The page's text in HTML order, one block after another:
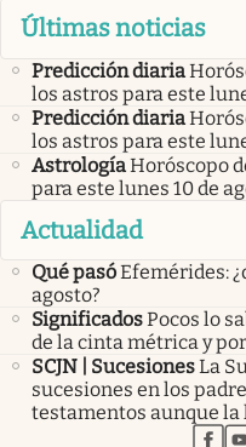
Últimas noticias
Predicción diaria
los astros para este
Predicción diaria
los astros para este
AstrologíaHoróscopo
para este lunes 10 de
Actualidad
Qué pasóEfemérides:
agosto?
SignificadosPocos lo
de la cinta métrica y
SCJN | SucesionesLa
sucesiones en los
testamentos aunque la